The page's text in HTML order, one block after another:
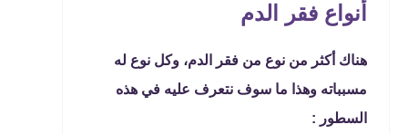
أنواع فقر الدم
هناك أكثر من نوع من فقر الدم، وكل نوع له
مسبباته وهذا ما سوف نتعرف عليه في هذه
السطور :